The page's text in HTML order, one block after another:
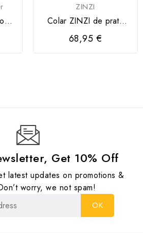
ZINZI
Colar ZINZI de prata
banhado a ouro
68,95 €
Get 10% Off
latest updates on promotions &
worry, we not spam!